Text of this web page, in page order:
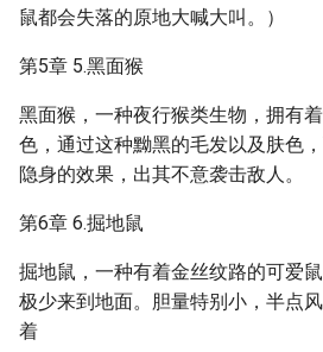
鼠都会失落的原地大喊大叫。）
第5章 5.黑面猴
黑面猴，一种夜行猴类生物，拥有
色，通过这种黝黑的毛发以及肤色
隐身的效果，出其不意袭击敌人。
第6章 6.掘地鼠
掘地鼠，一种有着金丝纹路的可爱
极少来到地面。胆量特别小，半点
着